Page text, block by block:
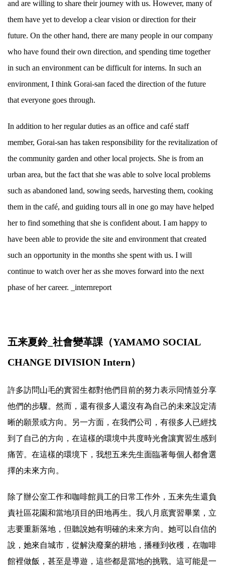
and are willing to share their journey with us. However, many of
them have yet to develop a clear vision or direction for their
future. On the other hand, there are many people in our company
who have found their own direction, and spending time together
in such an environment can be difficult for interns. In such an
environment, I think Gorai-san faced the direction of the future
that everyone goes through.
In addition to her regular duties as an office and café staff
member, Gorai-san has taken responsibility for the revitalization of
the community garden and other local projects. She is from an
urban area, but the fact that she was able to solve local problems
such as abandoned land, sowing seeds, harvesting them, cooking
them in the café, and guiding tours all in one go may have helped
her to find something that she is confident about. I am happy to
have been able to provide the site and environment that created
such an opportunity in the months she spent with us. I will
continue to watch over her as she moves forward into the next
phase of her career. _internreport
五来夏鈴_社會變革課（YAMAMO SOCIAL
CHANGE DIVISION Intern）
許多訪問山毛的實習生都對他們目前的努力表示同情並分享
他們的步驟。然而，還有很多人還沒有為自己的未來設定清
晰的願景或方向。另一方面，在我們公司，有很多人已經找
到了自己的方向，在這樣的環境中共度時光會讓實習生感到
痛苦。在這樣的環境下，我想五来先生面臨著每個人都會選
擇的未來方向。
除了辦公室工作和咖啡館員工的日常工作外，五来先生還負
責社區花園和當地項目的田地再生。我八月底實習畢業，立
志要重新落地，但聽說她有明確的未來方向。她可以自信的
說，她來自城市，從解決廢棄的耕地，播種到收穫，在咖啡
館裡做飯，甚至是導遊，這些都是當地的挑戰。這可能是一